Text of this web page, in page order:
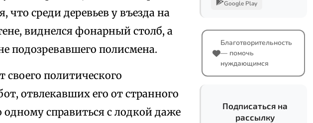
что среди деревьев у въезда на
виднелся фонарный столб, а
подозревавшего полисмена.
политического
отвлекавших его от странного
справиться с лодкой даже
Google Play
Благотворительность
— помочь
нуждающимся
Подписаться на
рассылку